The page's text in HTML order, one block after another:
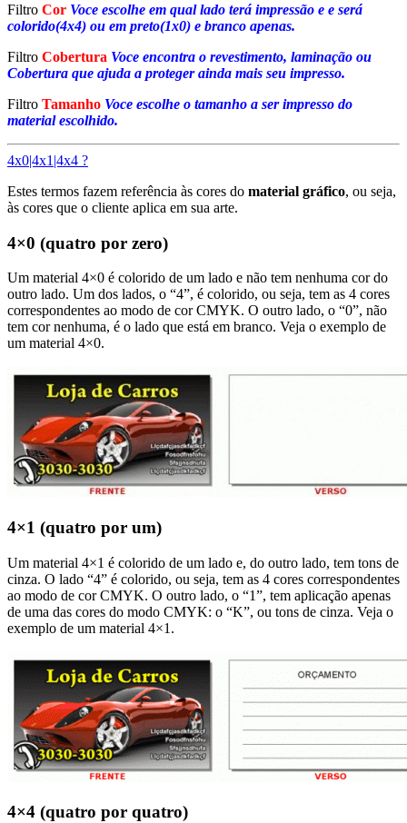
Filtro Cor Voce escolhe em qual lado terá impressão e e será
colorido(4x4) ou em preto(1x0) e branco apenas.
Filtro Cobertura Voce encontra o revestimento, laminação ou
Cobertura que ajuda a proteger ainda mais seu impresso.
Filtro Tamanho Voce escolhe o tamanho a ser impresso do
material escolhido.
4x0|4x1|4x4 ?
Estes termos fazem referência às cores do material gráfico, ou seja,
às cores que o cliente aplica em sua arte.
4×0 (quatro por zero)
Um material 4×0 é colorido de um lado e não tem nenhuma cor do
outro lado. Um dos lados, o “4”, é colorido, ou seja, tem as 4 cores
correspondentes ao modo de cor CMYK. O outro lado, o “0”, não
tem cor nenhuma, é o lado que está em branco. Veja o exemplo de
um material 4×0.
4×1 (quatro por um)
Um material 4×1 é colorido de um lado e, do outro lado, tem tons de
cinza. O lado “4” é colorido, ou seja, tem as 4 cores correspondentes
ao modo de cor CMYK. O outro lado, o “1”, tem aplicação apenas
de uma das cores do modo CMYK: o “K”, ou tons de cinza. Veja o
exemplo de um material 4×1.
4×4 (quatro por quatro)